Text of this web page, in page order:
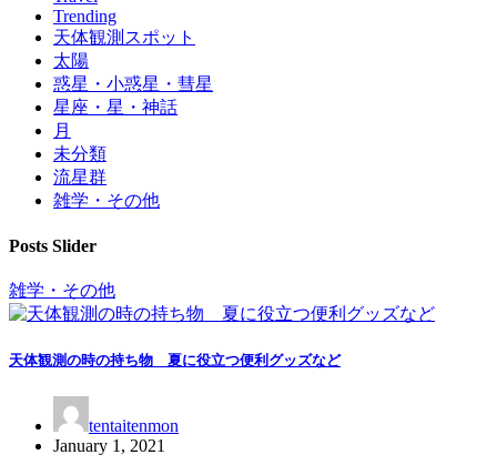
Trending
天体観測スポット
太陽
惑星・小惑星・彗星
星座・星・神話
月
未分類
流星群
雑学・その他
Posts Slider
雑学・その他
天体観測の時の持ち物 夏に役立つ便利グッズなど
tentaitenmon
January 1, 2021